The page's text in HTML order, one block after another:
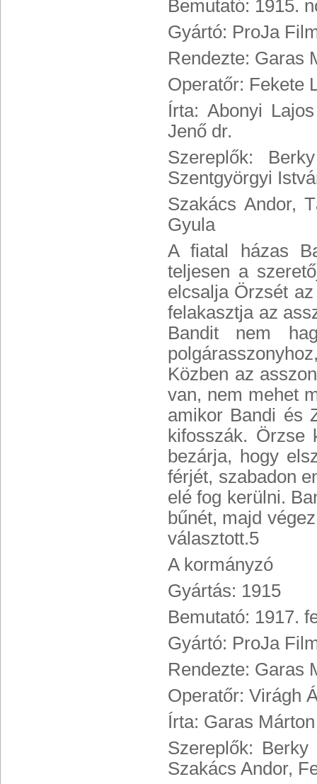
Bemutató: 1915.
Gyártó: ProJa
Rendezte: Garas
Operatőr: Fekete
Írta: Abonyi
Jenő dr.
Szereplők:
Szentgyörgyi
Szakács Andor,
Gyula
A fiatal házas
teljesen a
elcsalja Örzsét
felakasztja az
Bandit nem
Közben az
van, nem mehet
amikor Bandi és
kifosszák.
bezárja, hogy
férjét, szabadon
elé fog kerülni.
bűnét, majd
választott.5
A kormányzó
Gyártás: 1915
Bemutató: 1917.
Gyártó: ProJa
Rendezte: Garas
Operatőr: Virágh
Írta: Garas Márton
Szereplők:
Szakács Andor,